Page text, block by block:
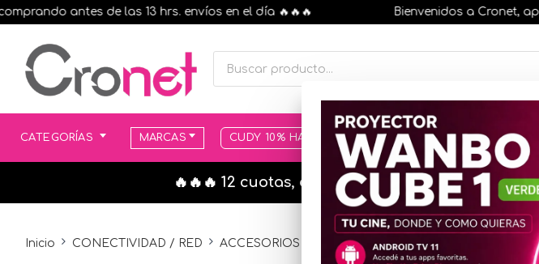
antes de las 13 hrs. envíos en el día 🔥🔥🔥 Bienvenidos a Cronet,
CATEGORÍAS MARCAS CUDY 10% HASTA AGOTAR STOCK MOVILIDAD
🔥🔥🔥 12 cuotas, en todos nuestros artículos,
Inicio CONECTIVIDAD / RED ACCESORIOS DE CONECTIVIDAD